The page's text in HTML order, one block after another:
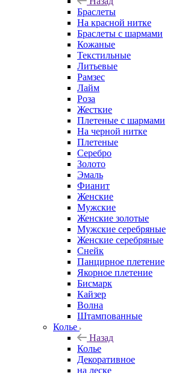
Браслеты
На красной нитке
Браслеты с шармами
Кожаные
Текстильные
Литьевые
Рамзес
Лайм
Роза
Жесткие
Плетеные с шармами
На черной нитке
Плетеные
Серебро
Золото
Эмаль
Фианит
Женские
Мужские
Женские золотые
Мужские серебряные
Женские серебряные
Снейк
Панцирное плетение
Якорное плетение
Бисмарк
Кайзер
Волна
Штампованные
Колье
Назад
Колье
Декоративное
на леске